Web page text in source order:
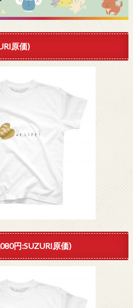
原価)
円:SUZURI原価)